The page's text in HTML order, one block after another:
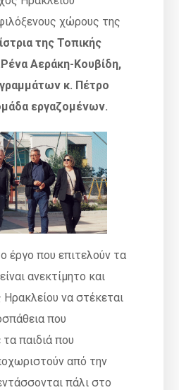
χώρους της
της Τοπικής
Αεράκη-Κουβίδη,
κ. Πέτρο
εργαζομένων.
έργο που επιτελούν τα
ανεκτίμητο και
να στέκεται
που
παιδιά που
από την
πάλι στο